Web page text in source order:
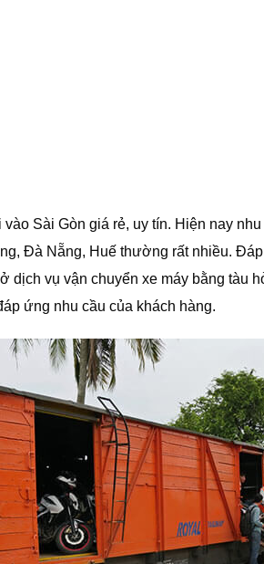
Sài Gòn giá rẻ, uy tín. Hiện nay nhu
Đà Nẵng, Huế thường rất nhiều.
dịch vụ vận chuyển xe máy bằng tàu
ứng nhu cầu của khách hàng.